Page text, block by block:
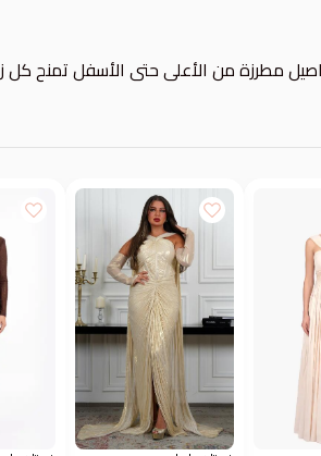
مطرزة من الأعلى حتى الأسفل تمنح كل